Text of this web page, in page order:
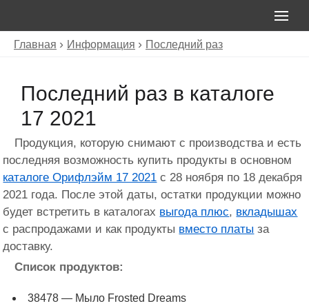
Главная Информация Последний раз
Последний раз в каталоге
17 2021
Продукция, которую снимают с производства и есть
последняя возможность купить продукты в основном
каталоге Орифлэйм 17 2021 с 28 ноября по 18 декабря
2021 года. После этой даты, остатки продукции можно
будет встретить в каталогах выгода плюс, вкладышах
с распродажами и как продукты вместо платы за
доставку.
Список продуктов:
38478 — Мыло Frosted Dreams